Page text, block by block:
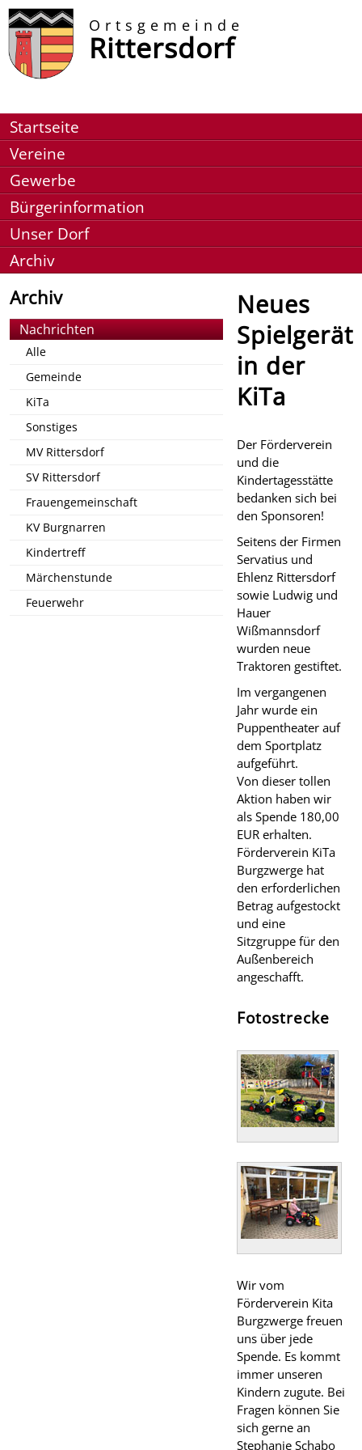
Ortsgemeinde
Rittersdorf
Startseite
Vereine
Gewerbe
Bürgerinformation
Unser Dorf
Archiv
Archiv
Nachrichten
Alle
Gemeinde
KiTa
Sonstiges
MV Rittersdorf
SV Rittersdorf
Frauengemeinschaft
KV Burgnarren
Kindertreff
Märchenstunde
Feuerwehr
Neues
Spielgerät
in der
KiTa
Der Förderverein
und die
Kindertagesstätte
bedanken sich bei
den Sponsoren!
Seitens der Firmen
Servatius und
Ehlenz Rittersdorf
sowie Ludwig und
Hauer
Wißmannsdorf
wurden neue
Traktoren gestiftet.
Im vergangenen
Jahr wurde ein
Puppentheater auf
dem Sportplatz
aufgeführt.
Von dieser tollen
Aktion haben wir
als Spende 180,00
EUR erhalten.
Förderverein KiTa
Burgzwerge hat
den erforderlichen
Betrag aufgestockt
und eine
Sitzgruppe für den
Außenbereich
angeschafft.
Fotostrecke
Wir vom
Förderverein Kita
Burgzwerge freuen
uns über jede
Spende. Es kommt
immer unseren
Kindern zugute. Bei
Fragen können Sie
sich gerne an
Stephanie Schabo